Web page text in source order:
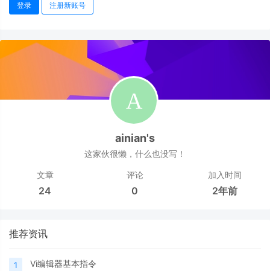
登录 注册新账号
ainian's
这家伙很懒，什么也没写！
文章
24
评论
0
加入时间
2年前
推荐资讯
1 Vi编辑器基本指令